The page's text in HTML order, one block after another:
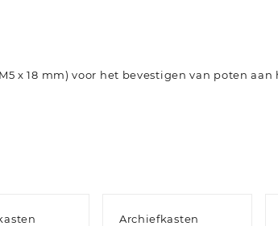
x 18 mm) voor het bevestigen van poten
Archiefkasten